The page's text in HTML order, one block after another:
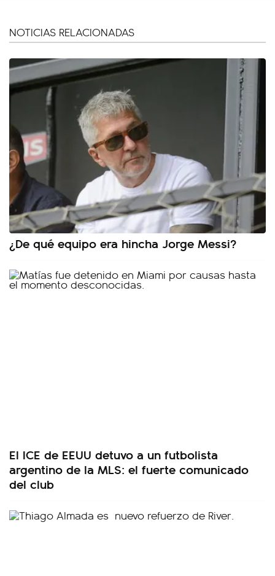
NOTICIAS RELACIONADAS
¿De qué equipo era hincha Jorge Messi?
El ICE de EEUU detuvo a un futbolista
argentino de la MLS: el fuerte comunicado
del club